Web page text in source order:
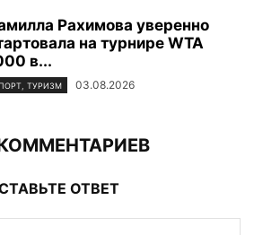
Рахимова уверенно
на турнире WTA
в...
ТУРИЗМ 03.08.2026
ОТВЕТ